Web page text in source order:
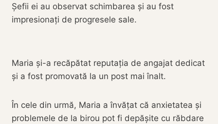
Șefii ei au observat schimbarea și au fost
impresionați de progresele sale.
Maria și-a recăpătat reputația de angajat dedicat
și a fost promovată la un post mai înalt.
În cele din urmă, Maria a învățat că anxietatea și
problemele de la birou pot fi depășite cu răbdare